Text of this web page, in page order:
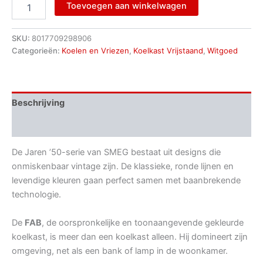
Toevoegen aan winkelwagen
SKU: 8017709298906
Categorieën: Koelen en Vriezen, Koelkast Vrijstaand, Witgoed
Beschrijving
De Jaren ’50-serie van SMEG bestaat uit designs die
onmiskenbaar vintage zijn. De klassieke, ronde lijnen en
levendige kleuren gaan perfect samen met baanbrekende
technologie.
De FAB, de oorspronkelijke en toonaangevende gekleurde
koelkast, is meer dan een koelkast alleen. Hij domineert zijn
omgeving, net als een bank of lamp in de woonkamer.